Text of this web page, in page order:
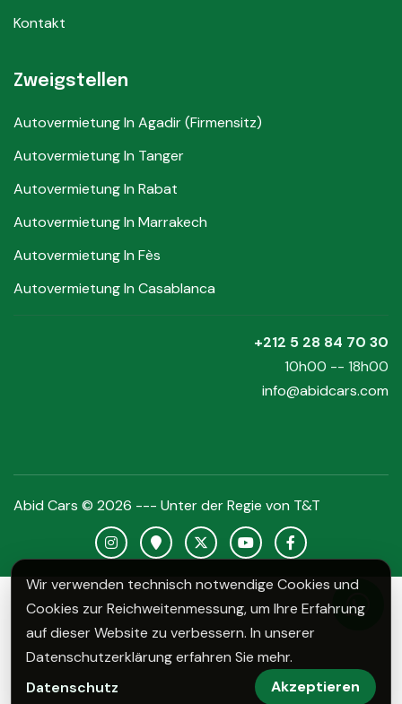
Kontakt
Zweigstellen
Autovermietung In Agadir (Firmensitz)
Autovermietung In Tanger
Autovermietung In Rabat
Autovermietung In Marrakech
Autovermietung In Fès
Autovermietung In Casablanca
+212 5 28 84 70 30
10h00 -- 18h00
info@abidcars.com
Abid Cars © 2026 --- Unter der Regie von T&T
Instagram Abid Cars
Google Maps Abid Cars
X Abid CarsYouTube Abid Cars
Facebook Abid
Wir verwenden technisch notwendige Cookies und
Cookies zur Reichweitenmessung, um Ihre Erfahrung
auf dieser Website zu verbessern. In unserer
Datenschutzerklärung erfahren Sie mehr.
Datenschutz
Akzeptieren